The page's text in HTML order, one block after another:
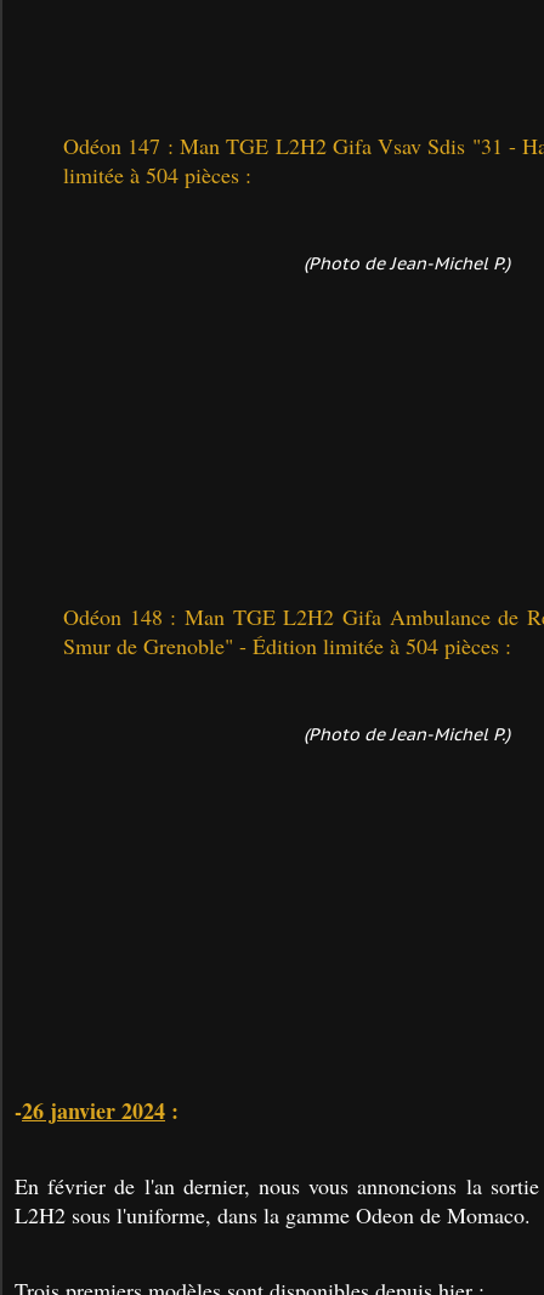
Odéon 147 : Man TGE L2H2 Gifa Vsav Sdis "31 -
limitée à 504 pièces :
(Photo de Jean-Michel P.)
Odéon 148 : Man TGE L2H2 Gifa Ambulance de
Smur de Grenoble" - Édition limitée à 504 pièces :
(Photo de Jean-Michel P.)
-26 janvier 2024 :
En février de l'an dernier, nous vous annoncions la
L2H2 sous l'uniforme, dans la gamme Odeon de Momaco.